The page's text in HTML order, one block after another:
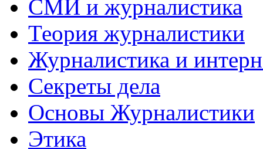
СМИ и журналистика
Теория журналистики
Журналистика и
Секреты дела
Основы Журналистики
Этика